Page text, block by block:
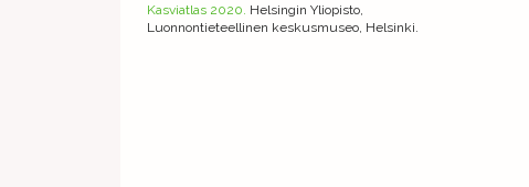
Kasviatlas 2020. Helsingin Yliopisto,
Luonnontieteellinen keskusmuseo, Helsinki.